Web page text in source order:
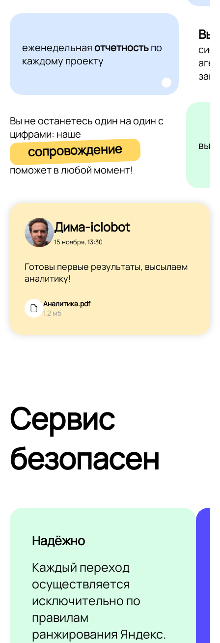
еженедельнаяотчетностьпо
каждому проекту
Вы не останетесь один на один с
цифрами: наше
сопровождение
поможет в любой момент!
Дима-iclobot
15 ноября, 13:30
Готовы первые результаты, высылаем
аналитику!
Аналитика.pdf
1.2 мб
Сервис
безопасен
Надёжно
Каждый переход
осуществляется
исключительно по
правилам
ранжирования Яндекс.